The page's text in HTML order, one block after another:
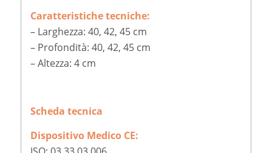
Caratteristiche tecniche:
– Larghezza: 40, 42, 45 cm
– Profondità: 40, 42, 45 cm
– Altezza: 4 cm
Scheda tecnica
Dispositivo Medico CE: